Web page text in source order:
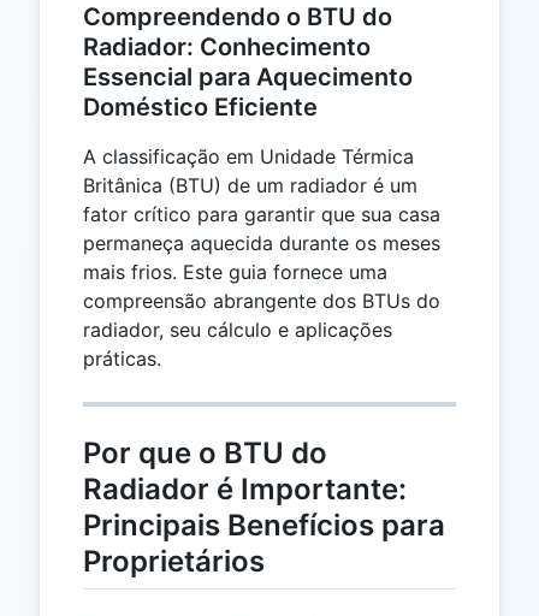
Compreendendo o BTU do
Radiador: Conhecimento
Essencial para Aquecimento
Doméstico Eficiente
A classificação em Unidade Térmica
Britânica (BTU) de um radiador é um
fator crítico para garantir que sua casa
permaneça aquecida durante os meses
mais frios. Este guia fornece uma
compreensão abrangente dos BTUs do
radiador, seu cálculo e aplicações
práticas.
Por que o BTU do
Radiador é Importante:
Principais Benefícios para
Proprietários